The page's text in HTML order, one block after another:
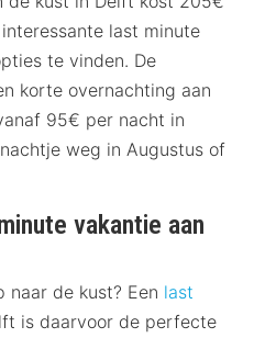
last minute
te vinden. De
korte overnachting aan
95€ per nacht in
weg in Augustus of
vakantie aan
naar de kust? Een last
is daarvoor de perfecte